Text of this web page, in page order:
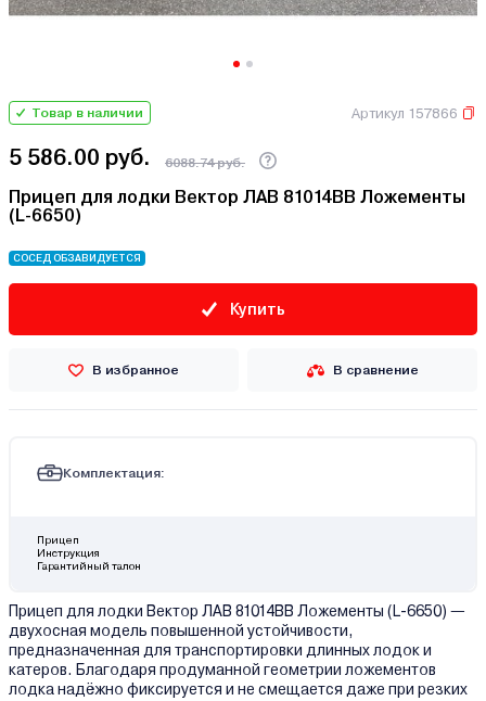
Товар в наличии Артикул 157866
5 586.00 руб. 6088.74 руб.
Прицеп для лодки Вектор ЛАВ 81014ВВ Ложементы
(L-6650)
СОСЕД ОБЗАВИДУЕТСЯ
Купить
В избранное В сравнение
Комплектация:
Прицеп
Инструкция
Гарантийный талон
Прицеп для лодки Вектор ЛАВ 81014ВВ Ложементы (L-6650) —
двухосная модель повышенной устойчивости,
предназначенная для транспортировки длинных лодок и
катеров. Благодаря продуманной геометрии ложементов
лодка надёжно фиксируется и не смещается даже при резких